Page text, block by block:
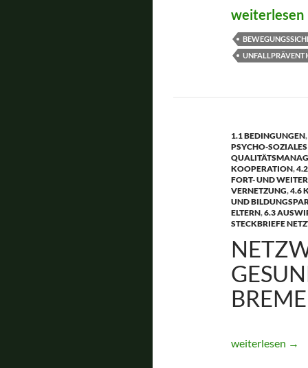
Move it
weiterlesen
1.1 BEDINGUNGEN,
PSYCHO-
KOOPERATION,
FORT- UND
VERNETZUNG,4.6
UND
ELTERN,6.3
STECKBRIEFE
Netzwerk Kita
weiterlesen →